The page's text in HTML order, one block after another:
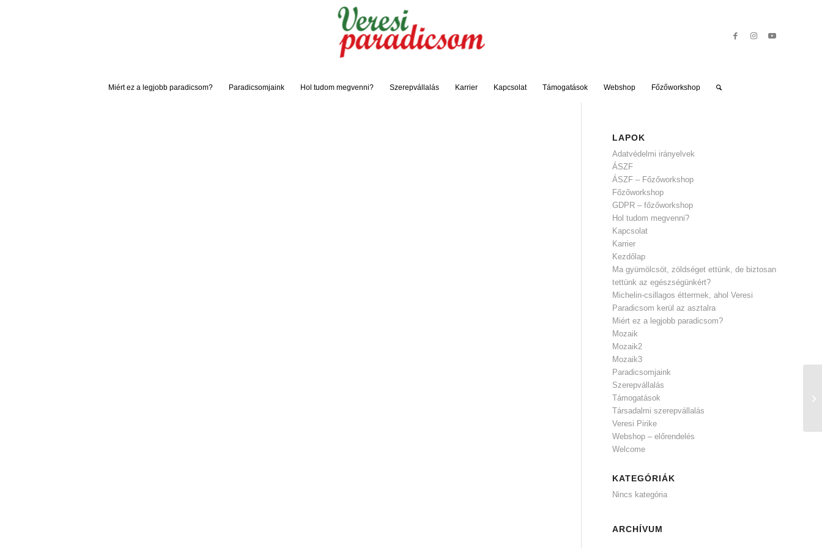
Miért ez a legjobb paradicsom? Paradicsomjaink Hol tudom megvenni? Szerepvállalás Karrier Kapcsolat Támogatások Webshop Főzőworkshop
LAPOK
Adatvédelmi irányelvek
ÁSZF
ÁSZF – Főzőworkshop
Főzőworkshop
GDPR – főzőworkshop
Hol tudom megvenni?
Kapcsolat
Karrier
Kezdőlap
Ma gyümölcsöt, zöldséget ettünk, de biztosan
tettünk az egészségünkért?
Michelin-csillagos éttermek, ahol Veresi
Paradicsom kerül az asztalra
Miért ez a legjobb paradicsom?
Mozaik
Mozaik2
Mozaik3
Paradicsomjaink
Szerepvállalás
Támogatások
Társadalmi szerepvállalás
Veresi Pirike
Webshop – előrendelés
Welcome
KATEGÓRIÁK
Nincs kategória
ARCHÍVUM